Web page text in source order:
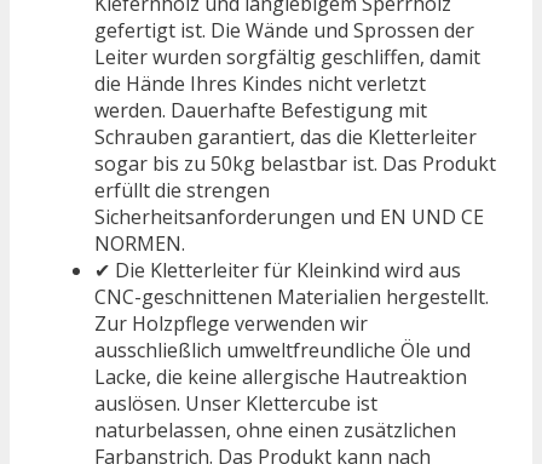
gefertigt ist. Die Wände und Sprossen der
Leiter wurden sorgfältig geschliffen, damit
die Hände Ihres Kindes nicht verletzt
werden. Dauerhafte Befestigung mit
Schrauben garantiert, das die Kletterleiter
sogar bis zu 50kg belastbar ist. Das Produkt
erfüllt die strengen
Sicherheitsanforderungen und EN UND CE
NORMEN.
✔ Die Kletterleiter für Kleinkind wird aus
CNC-geschnittenen Materialien hergestellt.
Zur Holzpflege verwenden wir
ausschließlich umweltfreundliche Öle und
Lacke, die keine allergische Hautreaktion
auslösen. Unser Klettercube ist
naturbelassen, ohne einen zusätzlichen
Farbanstrich. Das Produkt kann nach